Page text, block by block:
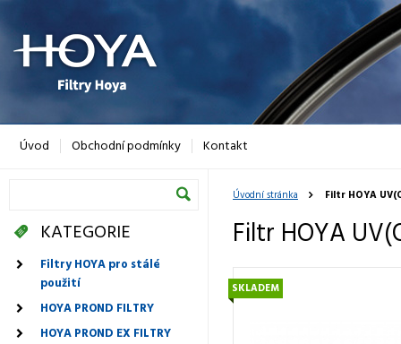
Úvodní stránka Filtr HOYA
Filtr HOYA
SKLADEM
KATEGORIE
Filtry HOYA pro stálé
použití
HOYA PROND FILTRY
HOYA PROND EX FILTRY
Úvod Obchodní podmínky Kontakt